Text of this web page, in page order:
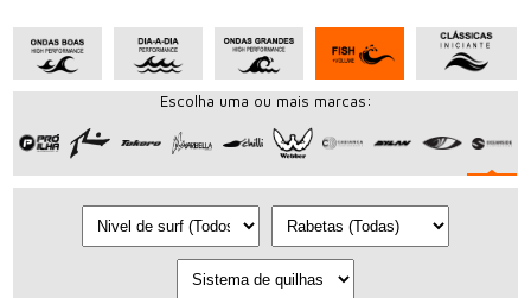
Escolha uma ou mais marcas: